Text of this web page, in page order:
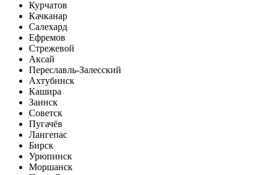
Курчатов
Качканар
Салехард
Ефремов
Стрежевой
Аксай
Переславль-Залесский
Ахтубинск
Кашира
Заинск
Советск
Пугачёв
Лангепас
Бирск
Урюпинск
Моршанск